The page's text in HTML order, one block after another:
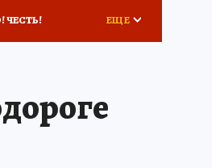
ЧЕСТЬ! ЕЩЕ